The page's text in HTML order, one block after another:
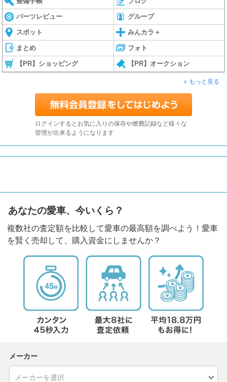
パーツレビュー グループ
スポット みんカラ＋
まとめ フォト
【PR】ショッピング 【PR】オークション
もっと見る
ログインするとお気に入りの保存や燃費記録など様々な
管理が出来るようになります
あなたの愛車、今いくら？
複数社の査定額を比較して愛車の最高額を調べよう！愛車
を賢く売却して、購入資金にしませんか？
メーカー